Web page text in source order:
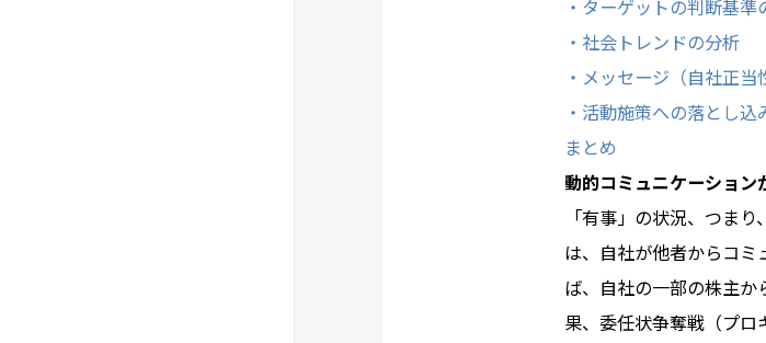
・ターゲットの判断基準
・社会トレンドの分析
・メッセージ（自社正当
・活動施策への落とし込
まとめ
動的コミュニケーション
「有事」の状況、つま
は、自社が他者からコミ
ば、自社の一部の株主
果、委任状争奪戦（プロ